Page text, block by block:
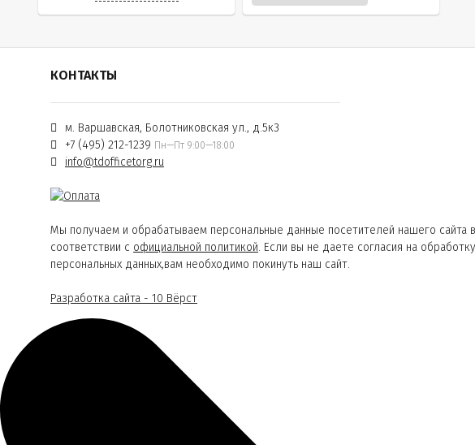
КОНТАКТЫ
м. Варшавская, Болотниковская ул., д.5к3
+7 (495) 212-1239 Пн—Пт 9:00—18:00
info@tdofficetorg.ru
Мы получаем и обрабатываем персональные данные посетителей нашего сайта в
соответствии с официальной политикой. Если вы не даете согласия на
персональных данных,вам необходимо покинуть наш сайт.
Разработка сайта - 10 Вёрст